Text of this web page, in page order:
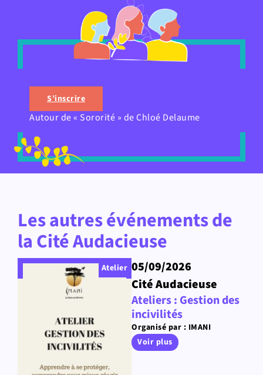
S’inscrire
Autour de « Sororité » de Chloé Delaume
Les autres événements de
la Cité Audacieuse
Atelier 05/09/2026
Cité Audacieuse
Ateliers : Gestion des
incivilités
Organisé par : IMANI
Voir plus